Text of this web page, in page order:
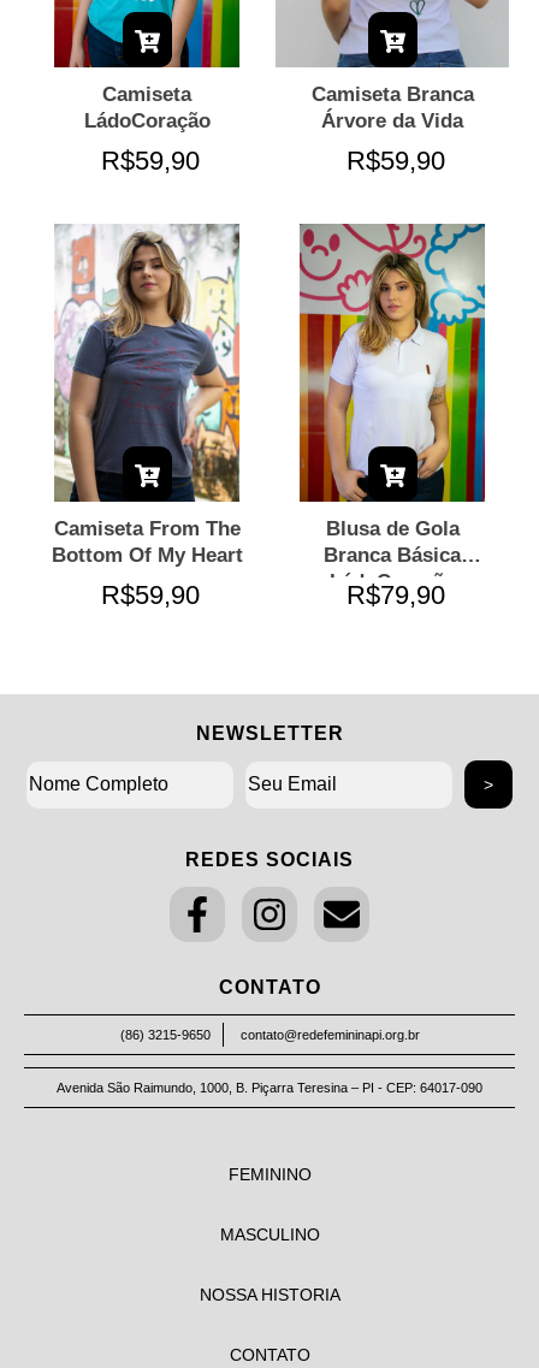
Camiseta
LádoCoração
R$59,90
Camiseta Branca
Árvore da Vida
R$59,90
Camiseta From The
Bottom Of My Heart
R$59,90
Blusa de Gola
Branca Básica
LádoCoração
R$79,90
NEWSLETTER
REDES SOCIAIS
CONTATO
(86) 3215-9650 contato@redefemininapi.org.br
Avenida São Raimundo, 1000, B. Piçarra Teresina – PI - CEP: 64017-090
FEMININO
MASCULINO
NOSSA HISTORIA
CONTATO